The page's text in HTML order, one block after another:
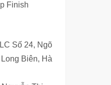
Finish
Số 24, Ngõ
Biên, Hà